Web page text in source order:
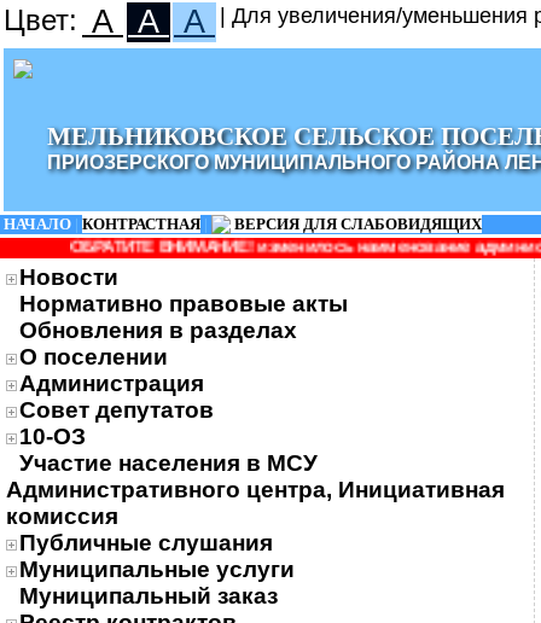
Цвет: A A A | Для увеличения/
МЕЛЬНИКОВСКОЕ СЕЛЬСКОЕ
ПРИОЗЕРСКОГО МУНИЦИПАЛЬНОГО РАЙОНА
НАЧАЛО | КОНТРАСТНАЯ |
ВЕРСИЯ ДЛЯ СЛАБОВИДЯЩИХ
изменилось наименование администрации:
Новости
Нормативно правовые акты
Обновления в разделах
О поселении
Администрация
Совет депутатов
10-ОЗ
Участие населения в МСУ
Административного центра, Инициативная
комиссия
Публичные слушания
Муниципальные услуги
Муниципальный заказ